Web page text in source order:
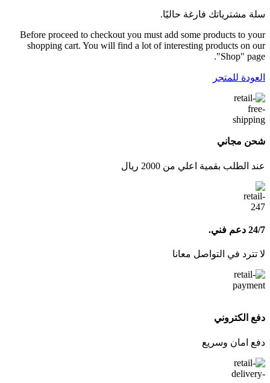
سلة مشترياتك فارغة حاليًا.
Before proceed to checkout you must add some products to your
shopping cart. You will find a lot of interesting products on our
"Shop" page.
العودة للمتجر
شحن مجاني
عند الطلب بقمية اعلي من 2000 ريال
24/7 دعم فني.
لا تترد في التواصل معانا
دفع الكتروني
دفع امان وسريع